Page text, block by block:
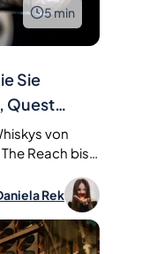
5min
Sie
Quest
von
Reach bis
Aromen.
Rek